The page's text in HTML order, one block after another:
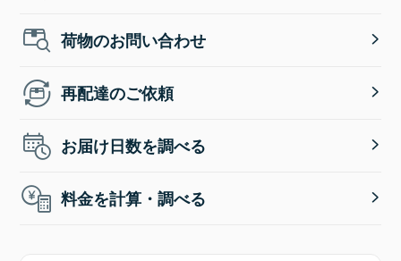
荷物のお問い合わせ
再配達のご依頼
お届け日数を調べる
料金を計算・調べる